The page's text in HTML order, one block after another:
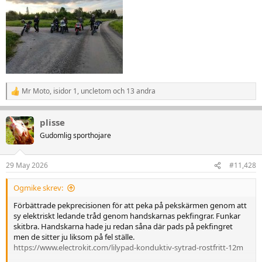
R
e
a
k
t
i
e
r
Mr Moto, isidor 1, uncletomoch 13 andra
plisse
Gudomlig sporthojare
29 May 2026 #11,428
Ogmike skrev:
Förbättrade pekprecisionen för att peka på pekskärmen genom att
sy elektriskt ledande tråd genom handskarnas pekfingrar. Funkar
skitbra. Handskarna hade ju redan såna där pads på pekfingret
men de sitter ju liksom på fel ställe.
https://www.electrokit.com/lilypad-konduktiv-sytrad-rostfritt-12m